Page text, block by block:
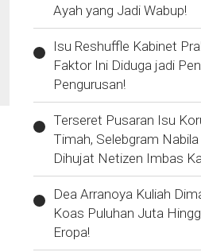
Ayah yang Jadi Wabup!
Isu Reshuffle Kabinet
Faktor Ini Diduga jadi
Pengurusan!
Terseret Pusaran Isu
Timah, Selebgram
Dihujat Netizen Imbas
Dea Arranoya Kuliah
Koas Puluhan Juta
Eropa!